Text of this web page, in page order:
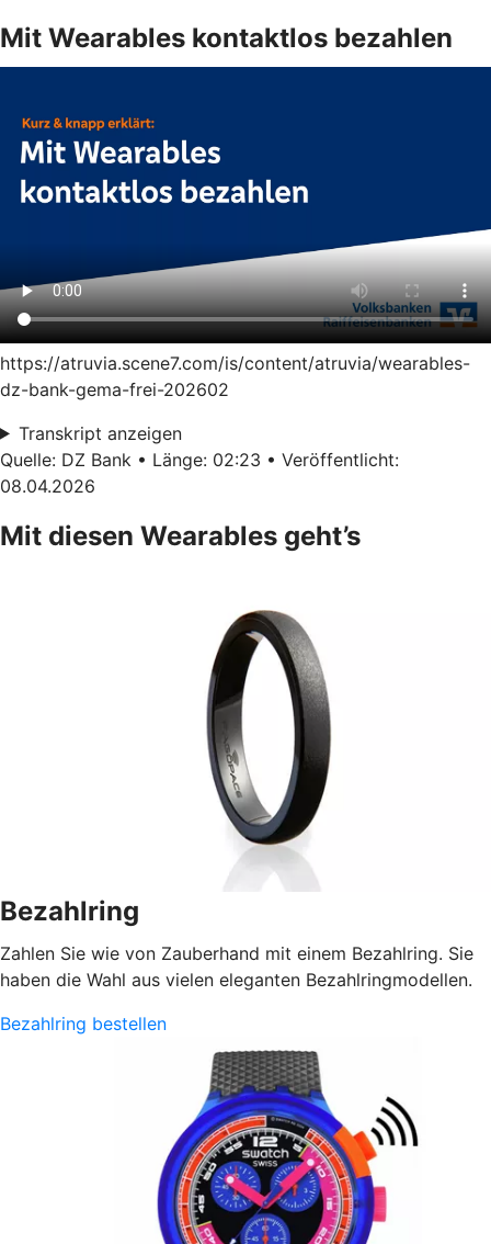
Mit Wearables kontaktlos bezahlen
https://atruvia.scene7.com/is/content/atruvia/wearables-
dz-bank-gema-frei-202602
Transkript anzeigen
Quelle: DZ Bank • Länge: 02:23 • Veröffentlicht:
08.04.2026
Mit diesen Wearables geht’s
Bezahlring
Zahlen Sie wie von Zauberhand mit einem Bezahlring. Sie
haben die Wahl aus vielen eleganten Bezahlringmodellen.
Bezahlring bestellen